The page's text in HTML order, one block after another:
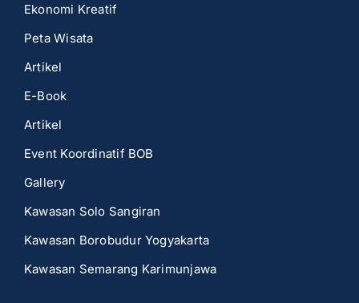
Ekonomi Kreatif
Peta Wisata
Artikel
E-Book
Artikel
Event Koordinatif BOB
Gallery
Kawasan Solo Sangiran
Kawasan Borobudur Yogyakarta
Kawasan Semarang Karimunjawa